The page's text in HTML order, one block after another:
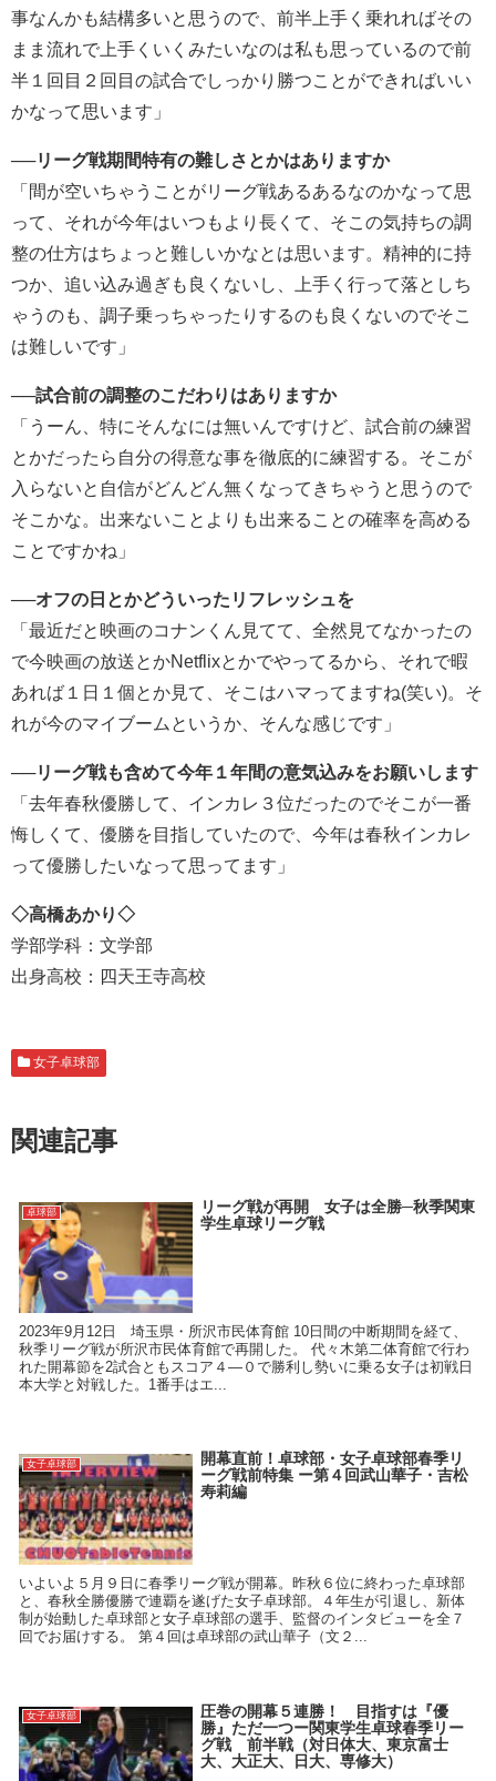
事なんかも結構多いと思うので、前半上手く乗れればその
まま流れで上手くいくみたいなのは私も思っているので前
半１回目２回目の試合でしっかり勝つことができればいい
かなって思います」
──リーグ戦期間特有の難しさとかはありますか
「間が空いちゃうことがリーグ戦あるあるなのかなって思
って、それが今年はいつもより長くて、そこの気持ちの調
整の仕方はちょっと難しいかなとは思います。精神的に持
つか、追い込み過ぎも良くないし、上手く行って落としち
ゃうのも、調子乗っちゃったりするのも良くないのでそこ
は難しいです」
──試合前の調整のこだわりはありますか
「うーん、特にそんなには無いんですけど、試合前の練習
とかだったら自分の得意な事を徹底的に練習する。そこが
入らないと自信がどんどん無くなってきちゃうと思うので
そこかな。出来ないことよりも出来ることの確率を高める
ことですかね」
──オフの日とかどういったリフレッシュを
「最近だと映画のコナンくん見てて、全然見てなかったの
で今映画の放送とかNetflixとかでやってるから、それで暇
あれば１日１個とか見て、そこはハマってますね(笑い)。そ
れが今のマイブームというか、そんな感じです」
──リーグ戦も含めて今年１年間の意気込みをお願いします
「去年春秋優勝して、インカレ３位だったのでそこが一番
悔しくて、優勝を目指していたので、今年は春秋インカレ
って優勝したいなって思ってます」
◇高橋あかり◇
学部学科：文学部
出身高校：四天王寺高校
女子卓球部
関連記事
卓球部
リーグ戦が再開 女子は全勝─秋季関東
学生卓球リーグ戦
2023年9月12日 埼玉県・所沢市民体育館 10日間の中断期間を経て、
秋季リーグ戦が所沢市民体育館で再開した。 代々木第二体育館で行わ
れた開幕節を2試合ともスコア４―０で勝利し勢いに乗る女子は初戦日
本大学と対戦した。1番手はエ...
女子卓球部
開幕直前！卓球部・女子卓球部春季リ
ーグ戦前特集 ー第４回武山華子・吉松
寿莉編
いよいよ５月９日に春季リーグ戦が開幕。昨秋６位に終わった卓球部
と、春秋全勝優勝で連覇を遂げた女子卓球部。４年生が引退し、新体
制が始動した卓球部と女子卓球部の選手、監督のインタビューを全７
回でお届けする。 第４回は卓球部の武山華子（文２...
女子卓球部
圧巻の開幕５連勝！ 目指すは『優
勝』ただ一つー関東学生卓球春季リー
グ戦 前半戦（対日体大、東京富士
大、大正大、日大、専修大）